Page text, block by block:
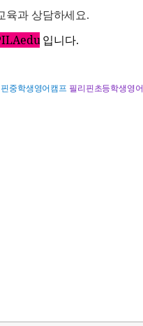
육과 상담하세요.
입니다.
중학생영어캠프 필리핀초등학생영